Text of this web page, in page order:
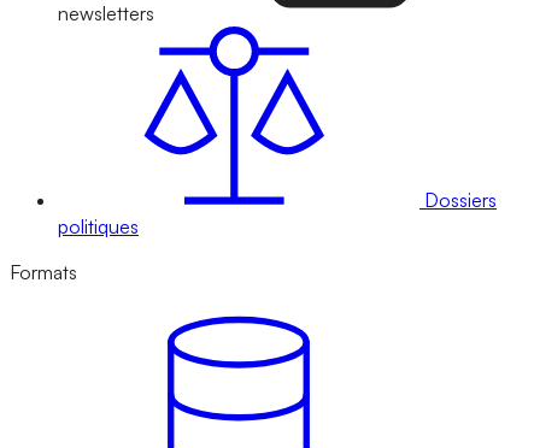
newsletters
Dossiers
politiques
Formats